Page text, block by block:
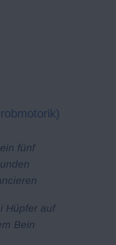
fünf
Hüpfer auf
Bein